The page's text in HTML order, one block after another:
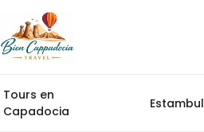
Tours en
Capadocia
Estambul